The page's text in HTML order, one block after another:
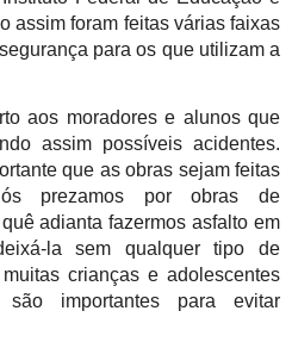
assim foram feitas várias faixas
para os que utilizam a
aos moradores e alunos que
assim possíveis acidentes.
que as obras sejam feitas
prezamos por obras de
adianta fazermos asfalto em
la sem qualquer tipo de
crianças e adolescentes
importantes para evitar